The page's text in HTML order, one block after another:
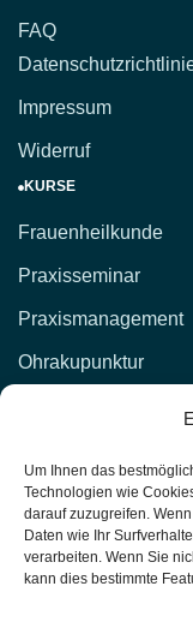
Um Ihnen das
Technologien wie
darauf zuzugreifen.
Daten wie Ihr
verarbeiten. Wenn Sie
kann dies bestimmte
FAQ
Impressum
Widerruf
KURSE
Frauenheilkunde
Praxisseminar
Praxismanagement
Ohrakupunktur
(02 12) 1 00 51,
(02 12) 4 27 11